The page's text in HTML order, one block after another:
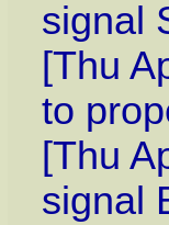
signal
[Thu
to
[Thu
signal